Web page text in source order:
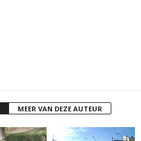
MEER VAN DEZE AUTEUR